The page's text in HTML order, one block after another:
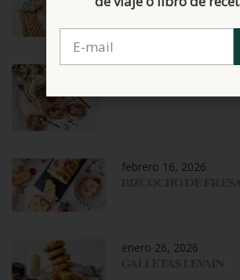
PAN PARA TORRIJAS
febrero 16, 2026
BIZCOCHO DE
enero 26, 2026
GALLETAS LEVAIN